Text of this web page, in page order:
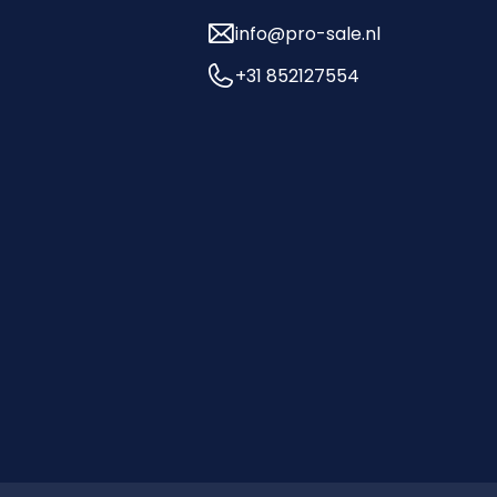
info@pro-sale.nl
+31 852127554